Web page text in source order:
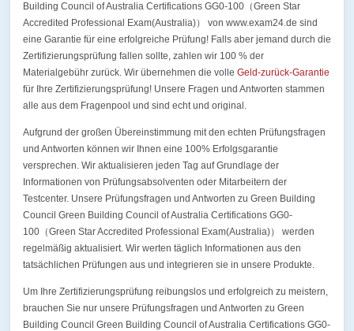
Building Council of Australia Certifications GG0-100（Green Star
Accredited Professional Exam(Australia)） von www.exam24.de sind
eine Garantie für eine erfolgreiche Prüfung! Falls aber jemand durch die
Zertifizierungsprüfung fallen sollte, zahlen wir 100 % der
Materialgebühr zurück. Wir übernehmen die volle Geld-zurück-Garantie
für Ihre Zertifizierungsprüfung! Unsere Fragen und Antworten stammen
alle aus dem Fragenpool und sind echt und original.
Aufgrund der großen Übereinstimmung mit den echten Prüfungsfragen
und Antworten können wir Ihnen eine 100% Erfolgsgarantie
versprechen. Wir aktualisieren jeden Tag auf Grundlage der
Informationen von Prüfungsabsolventen oder Mitarbeitern der
Testcenter. Unsere Prüfungsfragen und Antworten zu Green Building
Council Green Building Council of Australia Certifications GG0-
100（Green Star Accredited Professional Exam(Australia)） werden
regelmäßig aktualisiert. Wir werten täglich Informationen aus den
tatsächlichen Prüfungen aus und integrieren sie in unsere Produkte.
Um Ihre Zertifizierungsprüfung reibungslos und erfolgreich zu meistern,
brauchen Sie nur unsere Prüfungsfragen und Antworten zu Green
Building Council Green Building Council of Australia Certifications GG0-